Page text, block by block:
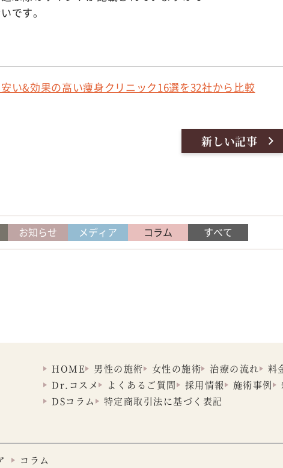
です。
い&効果の高い痩身クリニック16選を32社から比較
新しい記事
お知らせ メディア コラム すべて
HOME 男性の施術 女性の施術 治療の流れ 料
Dr.コスメ
よくあるご質問 採用情報 施術事例
DSコラム
特定商取引法に基づく表記
コラム